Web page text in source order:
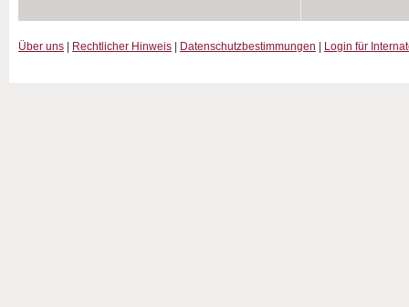
Über uns Rechtlicher Hinweis Datenschutzbestimmungen Login für